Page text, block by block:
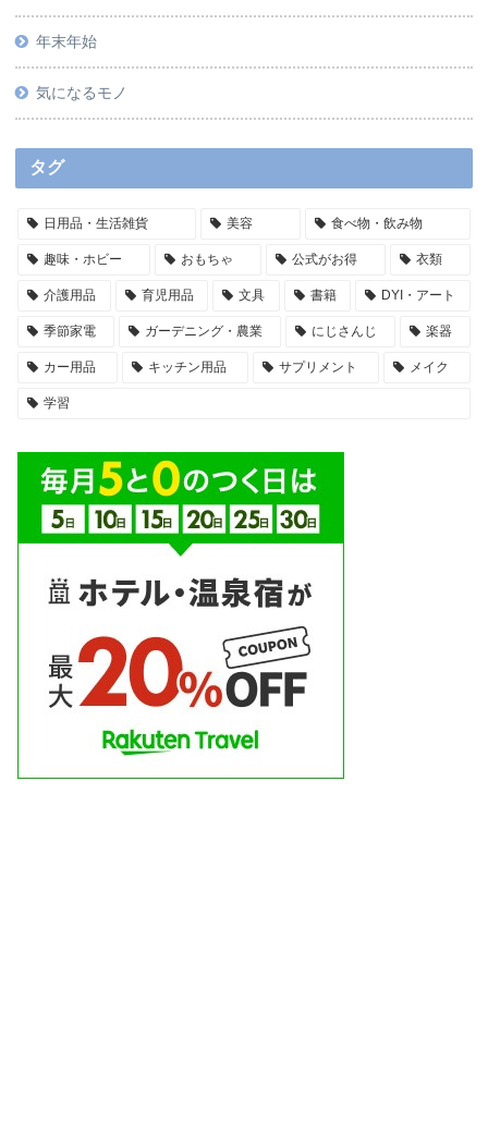
年末年始
気になるモノ
タグ
日用品・生活雑貨 美容 食べ物・飲み物
趣味・ホビー おもちゃ 公式がお得 衣類
介護用品 育児用品 文具 書籍 DYI・アート
季節家電 ガーデニング・農業 にじさんじ 楽器
カー用品 キッチン用品 サプリメント メイク
学習